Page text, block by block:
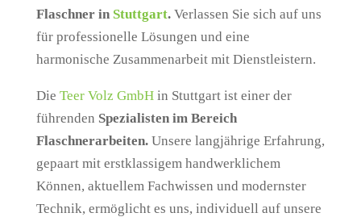
Flaschner in Stuttgart. Verlassen Sie sich auf uns
für professionelle Lösungen und eine
harmonische Zusammenarbeit mit Dienstleistern.
Die Teer Volz GmbH in Stuttgart ist einer der
führenden Spezialisten im Bereich
Flaschnerarbeiten. Unsere langjährige Erfahrung,
gepaart mit erstklassigem handwerklichem
Können, aktuellem Fachwissen und modernster
Technik, ermöglicht es uns, individuell auf unsere